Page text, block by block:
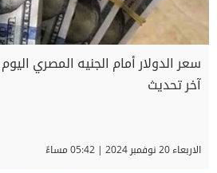
آخر تحديث
الاربعاء 20 نوفمبر 2024 | 05:42 مساءً